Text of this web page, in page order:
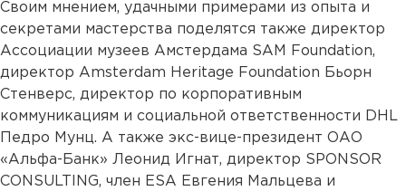
Своим мнением, удачными примерами из опыта и
секретами мастерства поделятся также директор
Ассоциации музеев Амстердама SAM Foundation,
директор Amsterdam Heritage Foundation Бьорн
Стенверс, директор по корпоративным
коммуникациям и социальной ответственности DHL
Педро Мунц. А также экс-вице-президент ОАО
«Альфа-Банк» Леонид Игнат, директор SPONSOR
CONSULTING, член ESA Евгения Мальцева и